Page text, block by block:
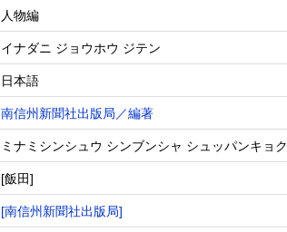
人物編
イナダニ ジョウホウ ジテン
日本語
南信州新聞社出版局／編著
ミナミシンシュウ シンブンシャ シュッパンキョク
[飯田]
[南信州新聞社出版局]